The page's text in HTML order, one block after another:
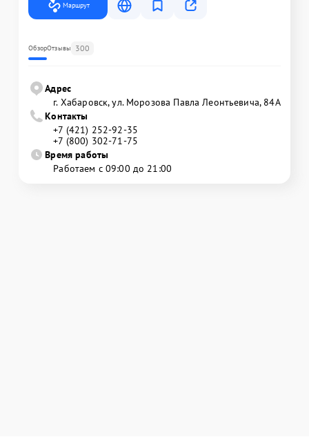
Маршрут
ОбзорОтзывы 300
Адрес
г. Хабаровск, ул. Морозова Павла Леонтьевича, 84А
Контакты
+7 (421) 252-92-35
+7 (800) 302-71-75
Время работы
Работаем с 09:00 до 21:00